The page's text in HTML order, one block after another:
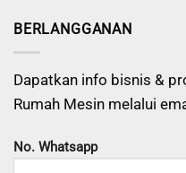
BERLANGGANAN
Dapatkan info bisnis &
Rumah Mesin melalui
No. Whatsapp